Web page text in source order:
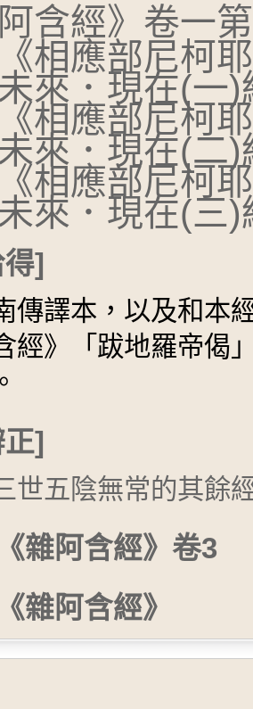
阿含經》卷一
相應部尼柯
來．現在(一)
相應部尼柯
來．現在(二)
相應部尼柯
來．現在(三)
]
傳譯本，以及和本
經》「跋地羅帝偈
]
世五陰無常的其餘
雜阿含經》卷3
雜阿含經》